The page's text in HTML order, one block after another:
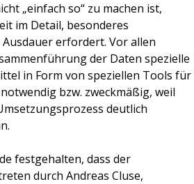
„einfach so“ zu machen ist,
im Detail, besonderes
erfordert. Vor allen
der Daten spezielle
in Form von speziellen Tools für
bzw. zweckmäßig, weil
deutlich
festgehalten, dass der
durch Andreas Cluse,